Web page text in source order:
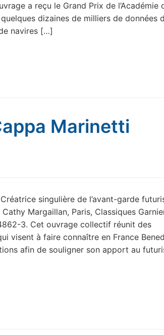
a reçu le Grand Prix de l’Académie
dizaines de milliers de données
navires […]
Marinetti
singulière de l’avant-garde
Margaillan, Paris, Classiques
3. Cet ouvrage collectif réunit des
visent à faire connaître en France
afin de souligner son apport au